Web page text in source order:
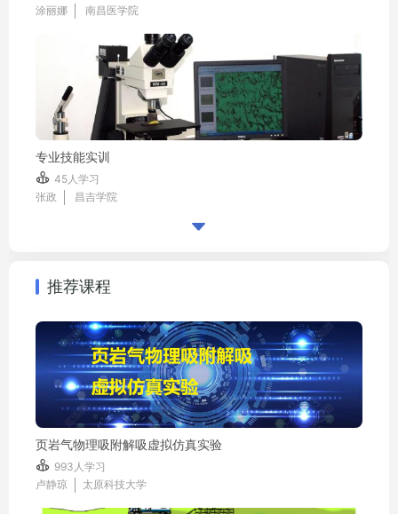
涂丽娜
南昌医学院
专业技能实训
 45人学习
张政
昌吉学院

推荐课程
页岩气物理吸附解吸虚拟仿真实验
 993人学习
卢静琼
太原科技大学